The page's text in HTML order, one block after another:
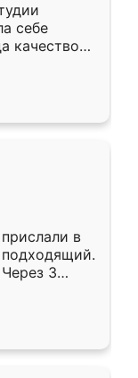
себе
качеством
уже почти
в
3